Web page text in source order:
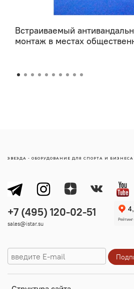
Встраиваемый
монтаж в местах
sales@istar.su
ЗВЕЗДА - ОБОРУДОВАНИЕ ДЛЯ СПОРТА И БИЗНЕСА